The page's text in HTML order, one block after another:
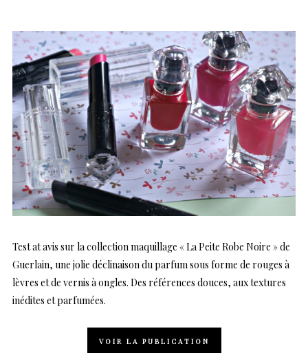
Test at avis sur la collection maquillage « La Peite Robe Noire » de
Guerlain, une jolie déclinaison du parfum sous forme de rouges à
lèvres et de vernis à ongles. Des références douces, aux textures
inédites et parfumées.
VOIR LA PUBLICATION